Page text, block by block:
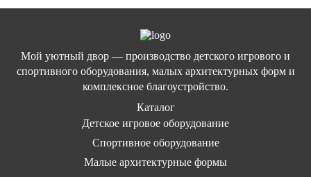
Мой уютный двор — производство детского игрового и
спортивного оборудования, малых архитектурных форм и
комплексное благоустройство.
Каталог
Детское игровое оборудование
Спортивное оборудование
Малые архитектурные формы